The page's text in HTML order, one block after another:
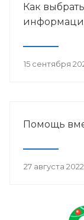
Как
15 сентября
Помощь
27 августа 2022